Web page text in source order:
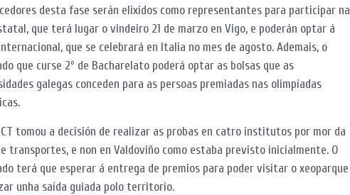
desta fase serán elixidos como representantes para participar na
que terá lugar o vindeiro 21 de marzo en Vigo, e poderán optar á
que se celebrará en Italia no mes de agosto. Ademais, o
que curse 2º de Bacharelato poderá optar as bolsas que as
galegas conceden para as persoas premiadas nas olimpíadas
tomou a decisión de realizar as probas en catro institutos por mor da
transportes, e non en Valdoviño como estaba previsto inicialmente. O
terá que esperar á entrega de premios para poder visitar o xeoparque
unha saída guiada polo territorio.